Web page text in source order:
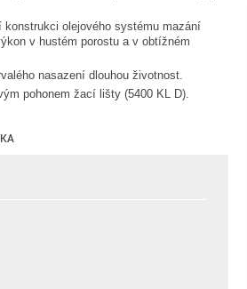
olejového systému mazání
v hustém porostu a v obtížném
nasazení dlouhou životnost.
pohonem žací lišty (5400 KL D).